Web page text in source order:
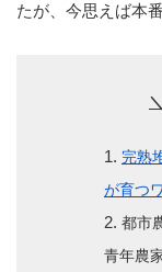
たが、今思えば本
完熟
が育つ
都市
青年農